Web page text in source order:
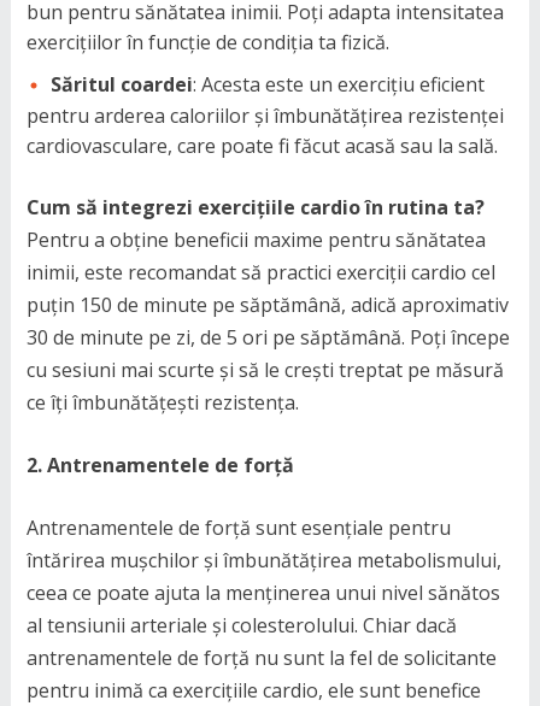
bun pentru sănătatea inimii. Poți adapta intensitatea
exercițiilor în funcție de condiția ta fizică.
Săritul coardei: Acesta este un exercițiu eficient
pentru arderea caloriilor și îmbunătățirea rezistenței
cardiovasculare, care poate fi făcut acasă sau la sală.
Cum să integrezi exercițiile cardio în rutina ta?
Pentru a obține beneficii maxime pentru sănătatea
inimii, este recomandat să practici exerciții cardio cel
puțin 150 de minute pe săptămână, adică aproximativ
30 de minute pe zi, de 5 ori pe săptămână. Poți începe
cu sesiuni mai scurte și să le crești treptat pe măsură
ce îți îmbunătățești rezistența.
2. Antrenamentele de forță
Antrenamentele de forță sunt esențiale pentru
întărirea mușchilor și îmbunătățirea metabolismului,
ceea ce poate ajuta la menținerea unui nivel sănătos
al tensiunii arteriale și colesterolului. Chiar dacă
antrenamentele de forță nu sunt la fel de solicitante
pentru inimă ca exercițiile cardio, ele sunt benefice